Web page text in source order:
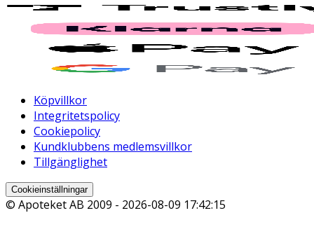
Köpvillkor
Integritetspolicy
Cookiepolicy
Kundklubbens medlemsvillkor
Tillgänglighet
Cookieinställningar
© Apoteket AB 2009 - 2026-08-09 17:42:15